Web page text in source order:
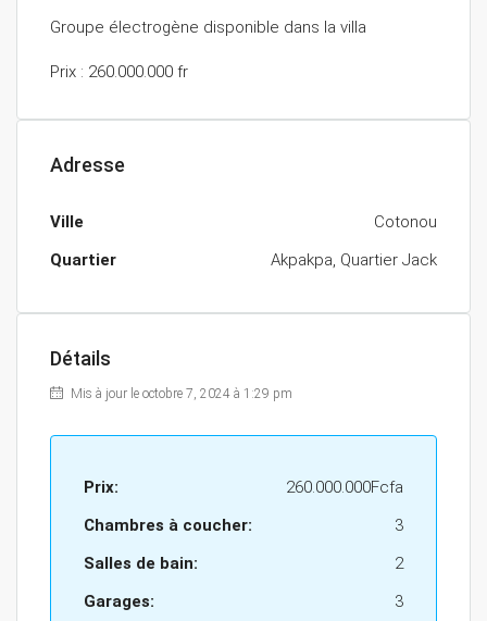
Groupe électrogène disponible dans la villa
Prix : 260.000.000 fr
Adresse
Ville
Cotonou
Quartier
Akpakpa, Quartier Jack
Détails
Mis à jour le octobre 7, 2024 à 1:29 pm
Prix:
260.000.000Fcfa
Chambres à coucher:
3
Salles de bain:
2
Garages:
3